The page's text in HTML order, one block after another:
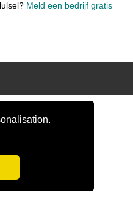
Meld een bedrijf gratis